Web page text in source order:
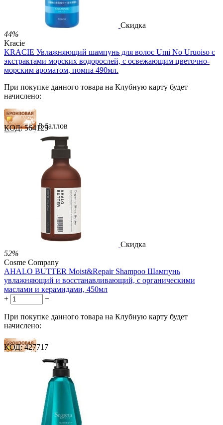
Скидка
44%
Kracie
KRACIE Увлажняющий шампунь для волос Umi No Uruoiso с
экстрактами морских водорослей, с освежающим цветочно-
морским ароматом, помпа 490мл.
При покупке данного товара на Клубную карту будет
начислено:
8 баллов
12 баллов
20 баллов
724.00 Р
за 1.00 мл
Нет в наличии
 
КОД: 564125
Скидка
52%
Cosme Company
AHALO BUTTER Moist&Repair Shampoo Шампунь
увлажняющий и восстанавливающий, с органическими
маслами и керамидами, 450мл
+
−
При покупке данного товара на Клубную карту будет
начислено:
12 баллов
20 баллов
1 212.00
Р
за 1.00 мл
КОД: 427717